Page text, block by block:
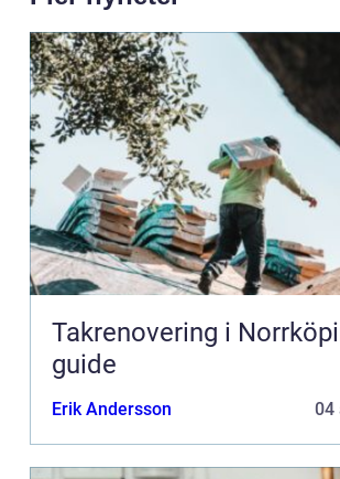
Takrenovering i
guide
Erik Andersson 04